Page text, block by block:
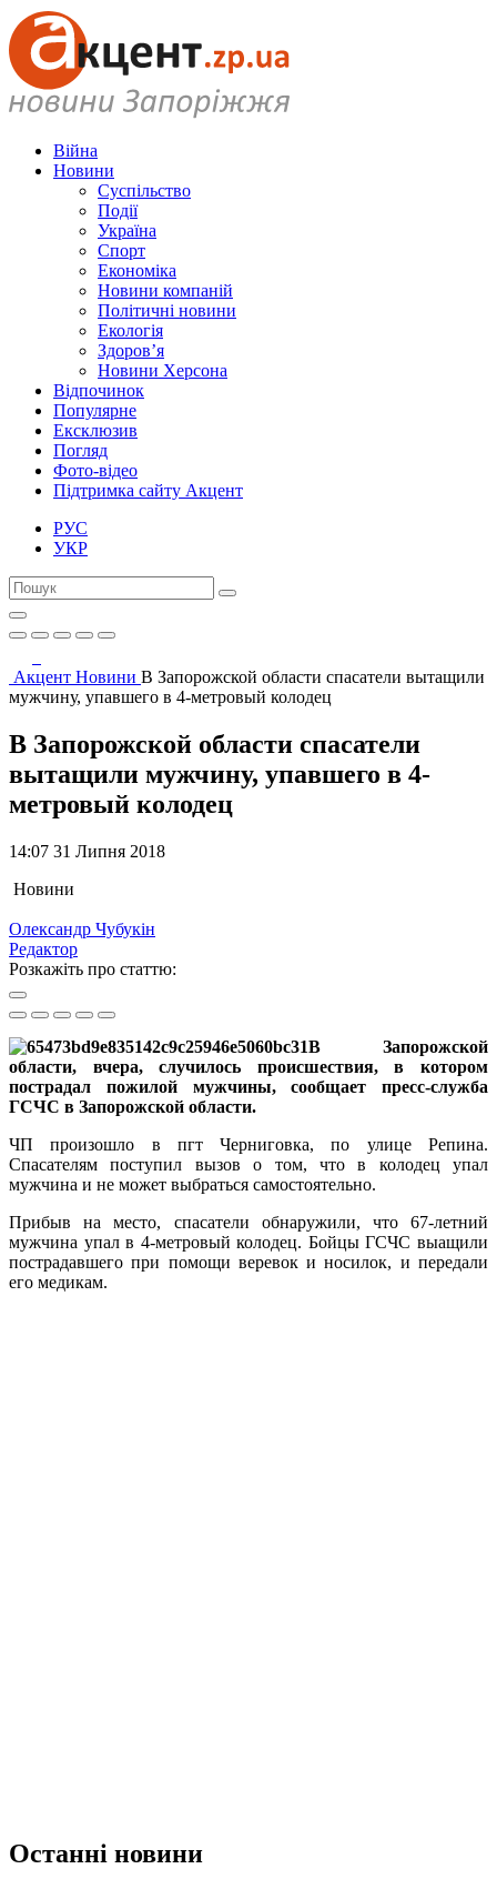
Війна
Новини
Суспільство
Події
Україна
Спорт
Економіка
Новини компаній
Політичні новини
Екологія
Здоров’я
Новини Херсона
Відпочинок
Популярне
Ексклюзив
Погляд
Фото-відео
Підтримка сайту Акцент
РУС
УКР
Акцент Новини В Запорожской области спасатели вытащили
мужчину, упавшего в 4-метровый колодец
В Запорожской области спасатели
вытащили мужчину, упавшего в 4-
метровый колодец
14:07 31 Липня 2018
Новини
Олександр Чубукін
Редактор
Розкажіть про статтю:
В Запорожской
области, вчера, случилось происшествия, в котором
пострадал пожилой мужчины, сообщает пресс-служба
ГСЧС в Запорожской области.
ЧП произошло в пгт Черниговка, по улице Репина.
Спасателям поступил вызов о том, что в колодец упал
мужчина и не может выбраться самостоятельно.
Прибыв на место, спасатели обнаружили, что 67-летний
мужчина упал в 4-метровый колодец. Бойцы ГСЧС выащили
пострадавшего при помощи веревок и носилок, и передали
его медикам.
Останні новини